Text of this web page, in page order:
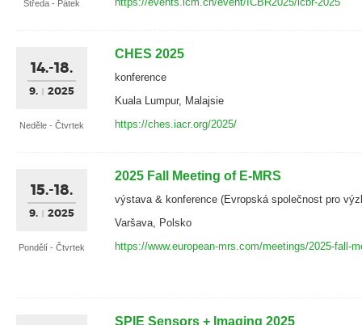
Středa - Pátek
14.-18.
9. 2025
Neděle - Čtvrtek
CHES 2025
konference
Kuala Lumpur, Malajsie
https://ches.iacr.org/2025/
15.-18.
9. 2025
Pondělí - Čtvrtek
2025 Fall Meeting of E-MRS
výstava & konference (Evropská společnost pro
Varšava, Polsko
https://www.european-mrs.com/meetings/2025-fall-
SPIE Sensors + Imaging 2025